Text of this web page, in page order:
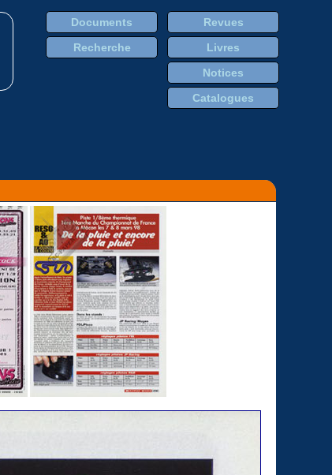
Documents
Recherche
Revues
Livres
Notices
Catalogues